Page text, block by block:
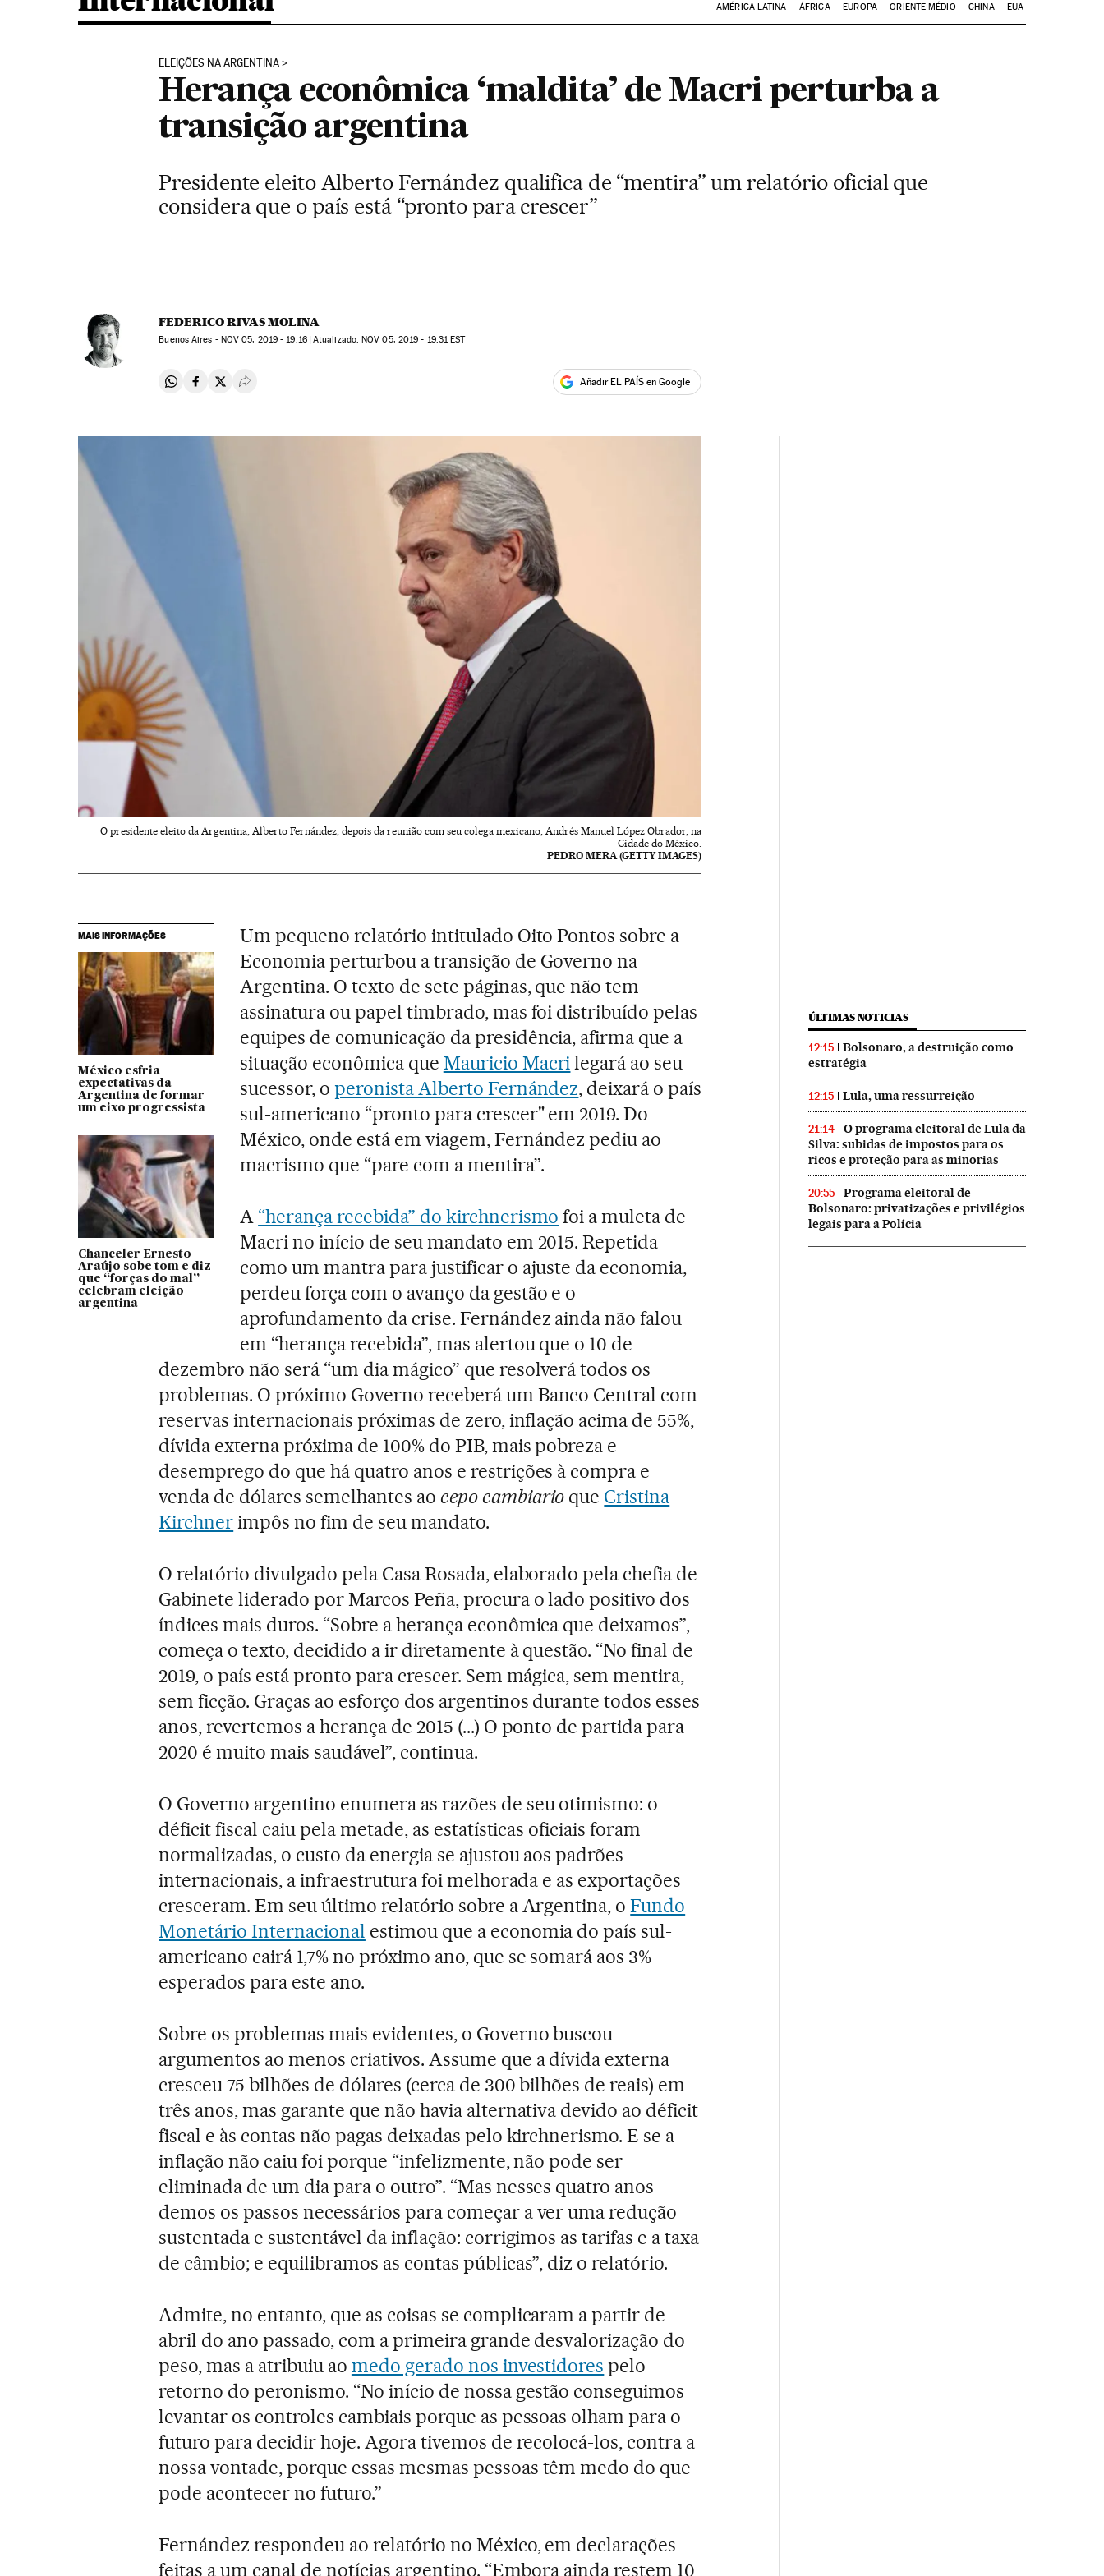
AMÉRICA LATINA ÁFRICA EUROPA ORIENTE MÉDIO CHINA EUA
ELEIÇÕES NA ARGENTINA
Herança econômica ‘maldita’ de Macri perturba a
transição argentina
Presidente eleito Alberto Fernández qualifica de “mentira” um relatório oficial que
considera que o país está “pronto para crescer”
FEDERICO RIVAS MOLINA
Buenos Aires - NOV 05, 2019 - 19:16 atualizado: NOV 05, 2019 - 19:31EST
Compartir en Whatsapp
Compartir en Facebook
Compartir en Twitter
Desplegar Redes Sociales Añadir EL PAÍS en Google
O presidente eleito da Argentina, Alberto Fernández, depois da reunião com seu colega mexicano, Andrés Manuel López Obrador, na
Cidade do México.
PEDRO MERA (GETTY IMAGES)
MAIS INFORMAÇÕES
México esfria
expectativas da
Argentina de formar
um eixo progressista
Chanceler Ernesto
Araújo sobe tom e diz
que “forças do mal”
celebram eleição
argentina
Um pequeno relatório intitulado Oito Pontos sobre a
Economia perturbou a transição de Governo na
Argentina. O texto de sete páginas, que não tem
assinatura ou papel timbrado, mas foi distribuído pelas
equipes de comunicação da presidência, afirma que a
situação econômica que Mauricio Macrilegará ao seu
sucessor, o peronista Alberto Fernández, deixará o país
sul-americano “pronto para crescer" em 2019. Do
México, onde está em viagem, Fernández pediu ao
macrismo que “pare com a mentira”.
A “herança recebida” do kirchnerismo foi a muleta de
Macri no início de seu mandato em 2015. Repetida
como um mantra para justificar o ajuste da economia,
perdeu força com o avanço da gestão e o
aprofundamento da crise. Fernández ainda não falou
em “herança recebida”, mas alertou que o 10 de
dezembro não será “um dia mágico” que resolverá todos os
problemas. O próximo Governo receberá um Banco Central com
reservas internacionais próximas de zero, inflação acima de 55%,
dívida externa próxima de 100% do PIB, mais pobreza e
desemprego do que há quatro anos e restrições à compra e
venda de dólares semelhantes ao cepo cambiario que Cristina
Kirchnerimpôs no fim de seu mandato.
O relatório divulgado pela Casa Rosada, elaborado pela chefia de
Gabinete liderado por Marcos Peña, procura o lado positivo dos
índices mais duros. “Sobre a herança econômica que deixamos”,
começa o texto, decidido a ir diretamente à questão. “No final de
2019, o país está pronto para crescer. Sem mágica, sem mentira,
sem ficção. Graças ao esforço dos argentinos durante todos esses
anos, revertemos a herança de 2015 (...) O ponto de partida para
2020 é muito mais saudável”, continua.
O Governo argentino enumera as razões de seu otimismo: o
déficit fiscal caiu pela metade, as estatísticas oficiais foram
normalizadas, o custo da energia se ajustou aos padrões
internacionais, a infraestrutura foi melhorada e as exportações
cresceram. Em seu último relatório sobre a Argentina, oFundo
Monetário Internacional estimou que a economia do país sul-
americano cairá 1,7% no próximo ano, que se somará aos 3%
esperados para este ano.
Sobre os problemas mais evidentes, o Governo buscou
argumentos ao menos criativos. Assume que a dívida externa
cresceu 75 bilhões de dólares (cerca de 300 bilhões de reais) em
três anos, mas garante que não havia alternativa devido ao déficit
fiscal e às contas não pagas deixadas pelo kirchnerismo. E se a
inflação não caiu foi porque “infelizmente, não pode ser
eliminada de um dia para o outro”. “Mas nesses quatro anos
demos os passos necessários para começar a ver uma redução
sustentada e sustentável da inflação: corrigimos as tarifas e a taxa
de câmbio; e equilibramos as contas públicas”, diz o relatório.
Admite, no entanto, que as coisas se complicaram a partir de
abril do ano passado, com a primeira grande desvalorização do
peso, mas a atribuiu ao medo gerado nos investidores pelo
retorno do peronismo. “No início de nossa gestão conseguimos
levantar os controles cambiais porque as pessoas olham para o
futuro para decidir hoje. Agora tivemos de recolocá-los, contra a
nossa vontade, porque essas mesmas pessoas têm medo do que
pode acontecer no futuro.”
Fernández respondeu ao relatório no México, em declarações
feitas a um canal de notícias argentino. “Embora ainda restem 10
ÚLTIMAS NOTICIAS
12:15
Bolsonaro, a destruição como
estratégia
12:15 Lula, uma ressurreição
21:14
O programa eleitoral de Lula da
Silva: subidas de impostos para os
ricos e proteção para as minorias
20:55
Programa eleitoral de
Bolsonaro: privatizações e privilégios
legais para a Polícia